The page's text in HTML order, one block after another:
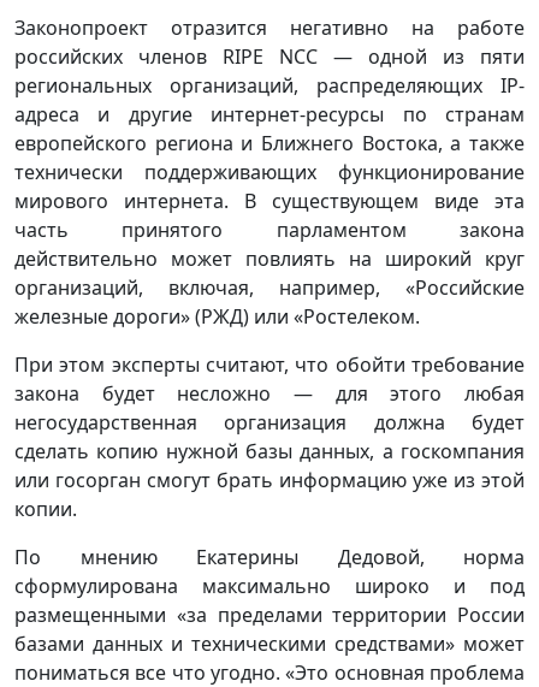
Законопроект отразится негативно на работе
российских членов RIPE NCC — одной из пяти
региональных организаций, распределяющих IP-
адреса и другие интернет-ресурсы по странам
европейского региона и Ближнего Востока, а также
технически поддерживающих функционирование
мирового интернета. В существующем виде эта
часть принятого парламентом закона
действительно может повлиять на широкий круг
организаций, включая, например, «Российские
железные дороги» (РЖД) или «Ростелеком.
При этом эксперты считают, что обойти требование
закона будет несложно — для этого любая
негосударственная организация должна будет
сделать копию нужной базы данных, а госкомпания
или госорган смогут брать информацию уже из этой
копии.
По мнению Екатерины Дедовой, норма
сформулирована максимально широко и под
размещенными «за пределами территории России
базами данных и техническими средствами» может
пониматься все что угодно. «Это основная проблема